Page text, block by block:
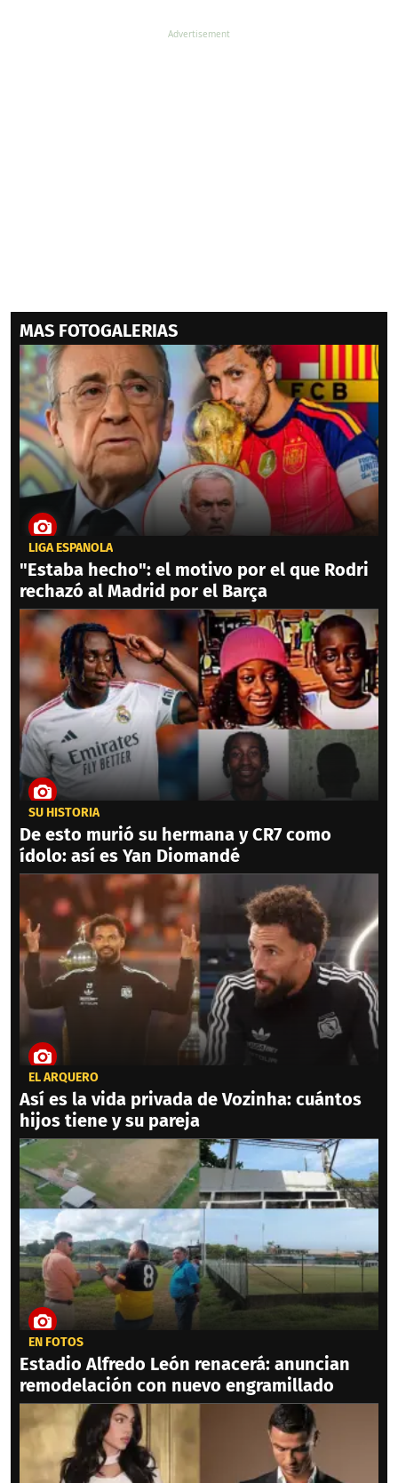
MAS FOTOGALERIAS
LIGA ESPAÑOLA
"Estaba hecho": el motivo por el que Rodri
rechazó al Madrid por el Barça
SU HISTORIA
De esto murió su hermana y CR7 como
ídolo: así es Yan Diomandé
EL ARQUERO
Así es la vida privada de Vozinha: cuántos
hijos tiene y su pareja
EN FOTOS
Estadio Alfredo León renacerá: anuncian
remodelación con nuevo engramillado